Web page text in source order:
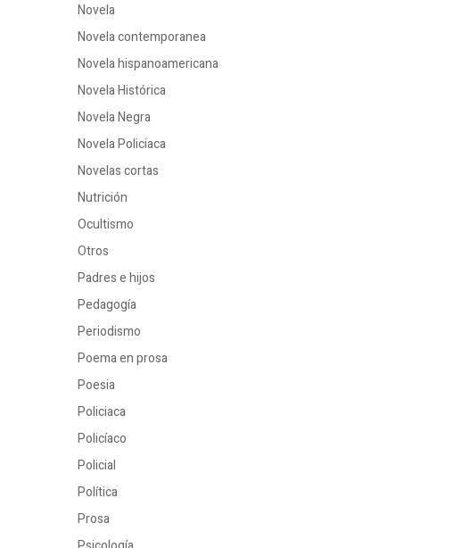
Novela
Novela contemporanea
Novela hispanoamericana
Novela Histórica
Novela Negra
Novela Policiaca
Novelas cortas
Nutrición
Ocultismo
Otros
Padres e hijos
Pedagogía
Periodismo
Poema en prosa
Poesia
Policiaca
Policíaco
Policial
Política
Prosa